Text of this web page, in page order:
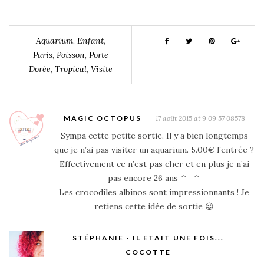
Aquarium, Enfant,
Paris, Poisson, Porte
Dorée, Tropical, Visite
MAGIC OCTOPUS 17 août 2015 at 9 09 57 08578
Sympa cette petite sortie. Il y a bien longtemps
que je n’ai pas visiter un aquarium. 5.00€ l’entrée ?
Effectivement ce n’est pas cher et en plus je n’ai
pas encore 26 ans ^_^
Les crocodiles albinos sont impressionnants ! Je
retiens cette idée de sortie 😉
STÉPHANIE - IL ETAIT UNE FOIS...
COCOTTE